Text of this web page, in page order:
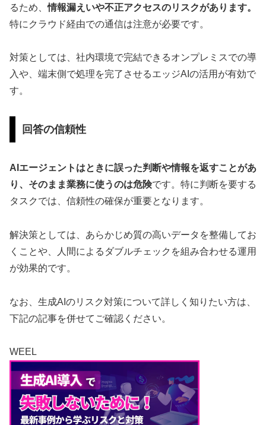
るため、情報漏えいや不正アクセスのリスクがあります。
特にクラウド経由での通信は注意が必要です。
対策としては、社内環境で完結できるオンプレミスでの導
入や、端末側で処理を完了させるエッジAIの活用が有効で
す。
回答の信頼性
AIエージェントはときに誤った判断や情報を返すことがあ
り、そのまま業務に使うのは危険です。特に判断を要する
タスクでは、信頼性の確保が重要となります。
解決策としては、あらかじめ質の高いデータを整備してお
くことや、人間によるダブルチェックを組み合わせる運用
が効果的です。
なお、生成AIのリスク対策について詳しく知りたい方は、
下記の記事を併せてご確認ください。
WEEL